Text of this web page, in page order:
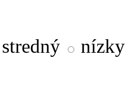
stredný
nízky